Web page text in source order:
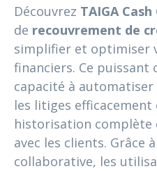
Découvrez TAIGA
de recouvrement de
simplifier et optimiser
financiers. Ce
capacité à
les litiges
historisation complète
avec les clients. Grâce
collaborative, les